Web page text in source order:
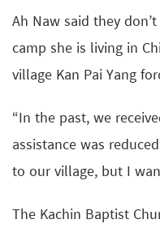
Ah Naw said they
camp she is living in
village Kan Pai Yang
“In the past, we
assistance was
to our village, but I
The Kachin Baptist